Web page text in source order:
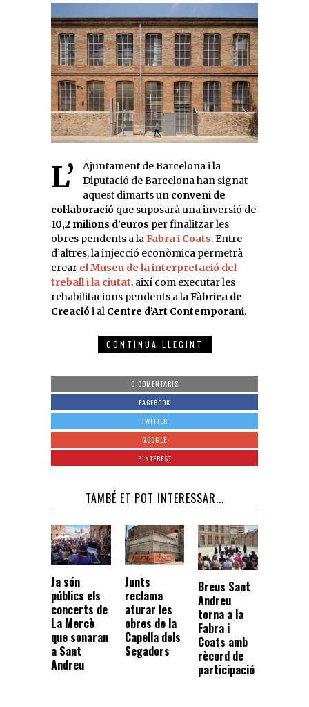
L’Ajuntament de Barcelona i la
Diputació de Barcelona han signat
aquest dimarts un conveni de
col·laboració que suposarà una inversió de
10,2 milions d’euros per finalitzar les
obres pendents a laFabra i Coats. Entre
d’altres, la injecció econòmica permetrà
crear el Museu de la interpretació del
treball i la ciutat, així com executar les
rehabilitacions pendents a laFàbrica de
Creaciói al Centre d’Art Contemporani.
CONTINUA LLEGINT
0 COMENTARIS
FACEBOOK
TWITTER
GOOGLE
PINTEREST
TAMBÉ ET POT INTERESSAR...
Ja són
públics els
concerts de
La Mercè
que sonaran
a Sant
Andreu
Junts
reclama
aturar les
obres de la
Capella dels
Segadors
Breus Sant
Andreu
torna a la
Fabra i
Coats amb
rècord de
participació